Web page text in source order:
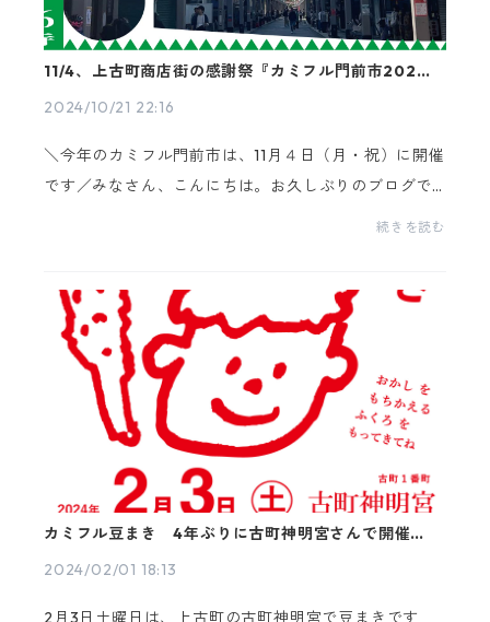
11/4、上古町商店街の感謝祭『カミフル門前市2024』
2024/10/21 22:16
＼今年のカミフル門前市は、11月４日（月・祝）に開催
です／みなさん、こんにちは。お久しぶりのブログで
す。上古町商店街は「温古知新」をテーマに、昔から
続きを読む
カミフル豆まき 4年ぶりに古町神明宮さんで開催！
2024/02/01 18:13